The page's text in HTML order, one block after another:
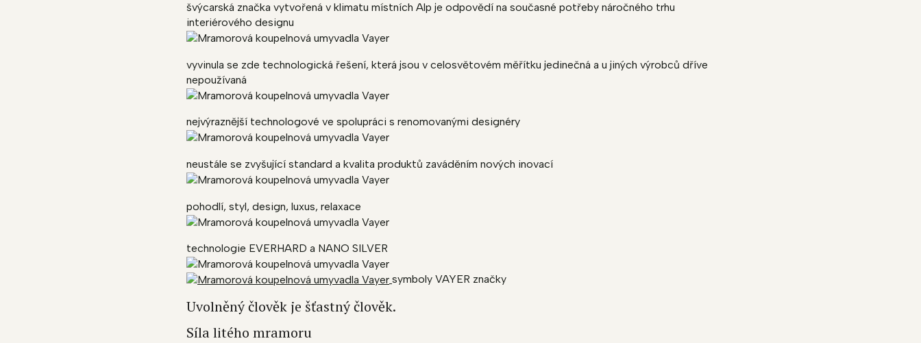
švýcarská značka vytvořená v klimatu místních Alp je odpovědí na současné potřeby náročného trhu
interiérového designu
vyvinula se zde technologická řešení, která jsou v celosvětovém měřítku jedinečná a u jiných výrobců dříve
nepoužívaná
nejvýraznější technologové ve spolupráci s renomovanými designéry
neustále se zvyšující standard a kvalita produktů zaváděním nových inovací
pohodlí, styl, design, luxus, relaxace
technologie EVERHARD a NANO SILVER
symboly VAYER značky
Uvolněný člověk je šťastný člověk.
Síla litého mramoru